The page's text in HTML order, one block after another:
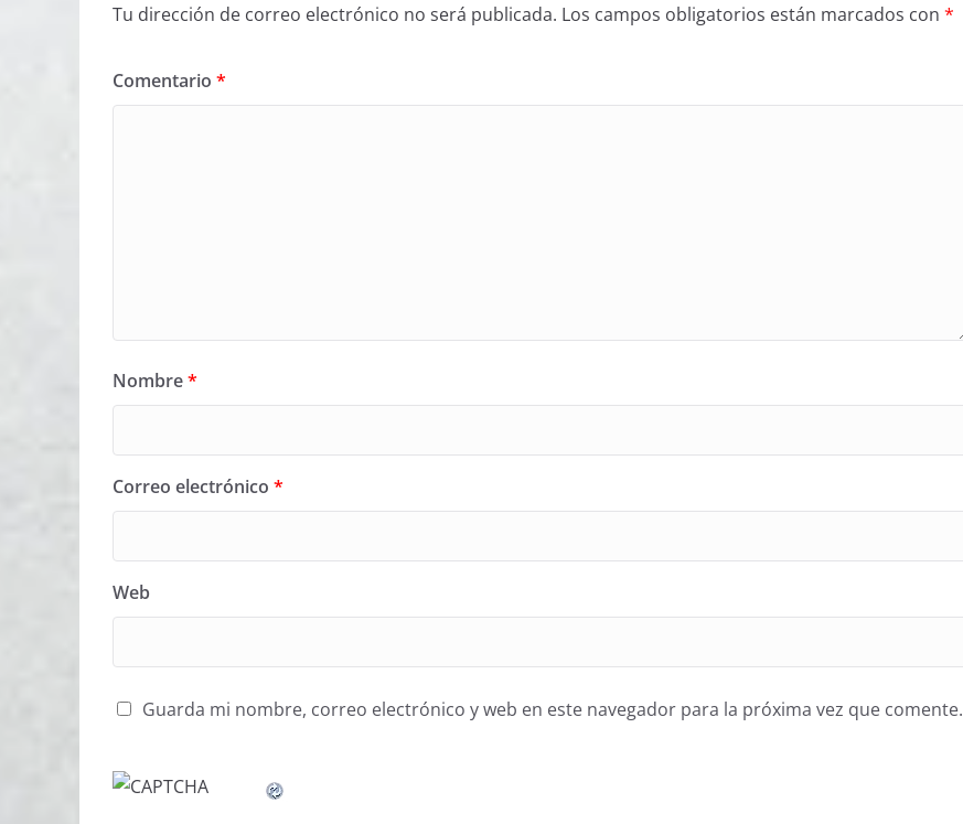
Tu dirección de correo electrónico no será publicada. Los campos obligatorios están marcados con *
Comentario *
Nombre*
Correo electrónico *
Web
Guarda mi nombre, correo electrónico y web en este navegador para la próxima vez que comente.